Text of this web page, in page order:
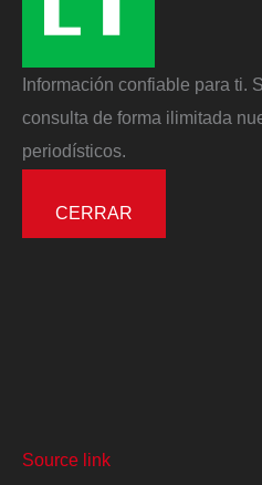
Información confiable para ti.
consulta de forma ilimitada
periodísticos.
CERRAR
Source link